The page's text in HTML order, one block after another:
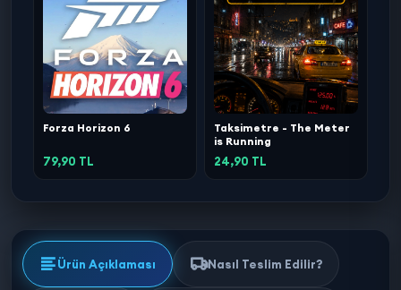
Forza Horizon 6
79,90 TL
Taksimetre - The Meter
is Running
24,90 TL
Ürün Açıklaması Nasıl Teslim Edilir?